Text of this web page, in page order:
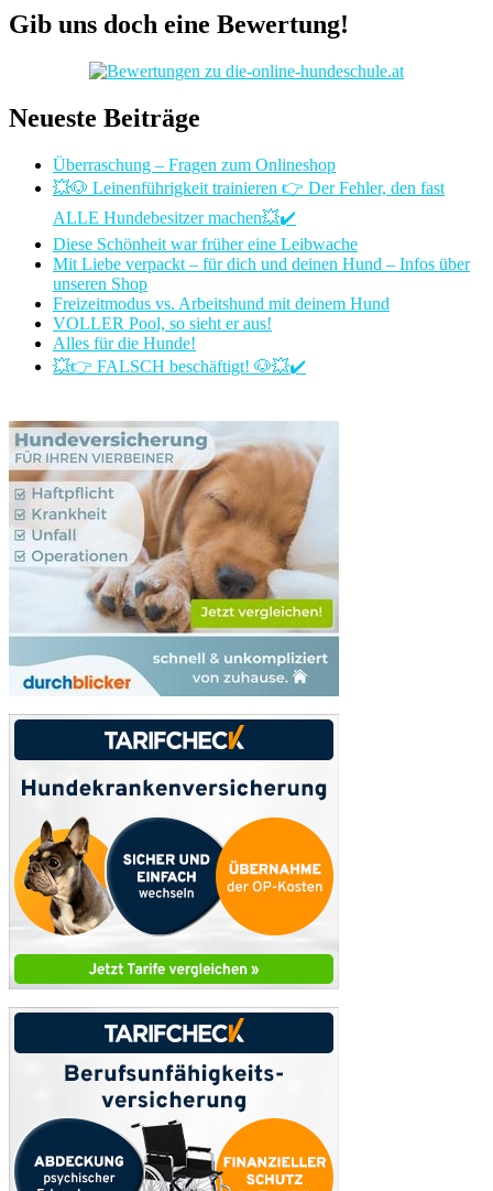
Gib uns doch eine Bewertung!
Neueste Beiträge
Überraschung – Fragen zum Onlineshop
💥🐶 Leinenführigkeit trainieren 👉 Der Fehler, den fast
ALLE Hundebesitzer machen💥✔️
Diese Schönheit war früher eine Leibwache
Mit Liebe verpackt – für dich und deinen Hund – Infos über
unseren Shop
Freizeitmodus vs. Arbeitshund mit deinem Hund
VOLLER Pool, so sieht er aus!
Alles für die Hunde!
💥👉 FALSCH beschäftigt! 🐶💥✔️